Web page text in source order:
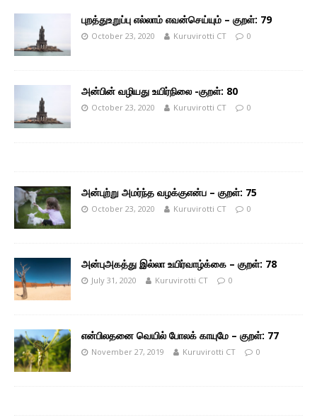
புறத்துஉறுப்பு எல்லாம் எவன்செய்யும் – குறள்: 79
October 23, 2020 Kuruvirotti CT 0
அன்பின் வழியது உயிர்நிலை -குறள்: 80
October 23, 2020 Kuruvirotti CT 0
அன்புற்று அமர்ந்த வழக்குஎன்ப – குறள்: 75
October 23, 2020 Kuruvirotti CT 0
அன்புஅகத்து இல்லா உயிர்வாழ்க்கை – குறள்: 78
July 31, 2020 Kuruvirotti CT 0
என்பிலதனை வெயில் போலக் காயுமே – குறள்: 77
November 27, 2019 Kuruvirotti CT 0